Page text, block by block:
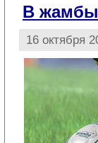
В
16 октября